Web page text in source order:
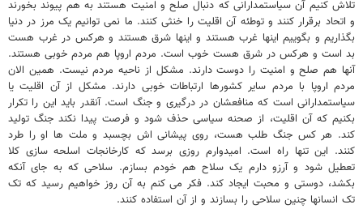
تلاش کنیم آن سیاستمدارانی که دنبال صلح و امنیت هستند به هم پیوند بخورند
و اتحاد برقرار کنند و توطئه آن اقلیت را خنثی کنند. ما نمی توانیم یک مرز در دنیا
بگذاریم و بگوییم اینها غرب هستند و اینها شرق هستند و هرکس در غرب هست
بد است و هرکس در شرق هست خوب است. مردم اروپا هم مردم خوبی هستند.
آنها هم صلح و امنیت را دوست دارند. مشکل از ناحیه مردم نیست. همین الان
مردم اروپا با مردم سایر کشورها ارتباطات خوبی دارند. مشکل از آن اقلیت یا
سیاستمدارانی است که منافعشان در درگیری و جنگ است. آنقدر باید این را تکرار
بکنیم که آن اقلیت، از صحنه سیاسی حذف شود و فرصت پیدا نکند جنگ تولید
کند. هر کس جنگ طلب هست، روی پیشانی اش بچسبد و ملت ها او را طرد
کنند. این تنها راه است. امیدوارم روزی برسد که کارخانجات اسلحه سازی کلا
تعطیل شود و آرزو دارم یک سلاح هم خودم بسازم. سلاحی که به جای آنکه
بکشد، دوستی و محبت ایجاد کند. فکر می کنم به آن روز خواهیم رسید که تک
تک انسانها چنین سلاحی را بسازند و از آن استفاده کنند.